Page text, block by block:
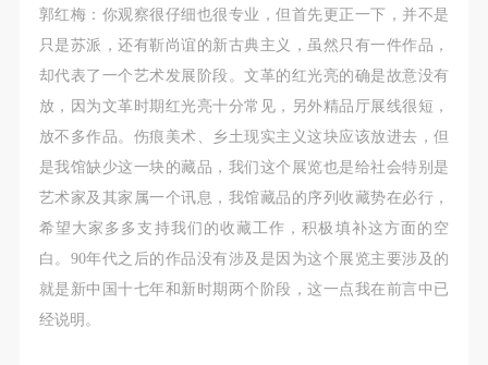
郭红梅：你观察很仔细也很专业，但首先更正一下，并不是
只是苏派，还有靳尚谊的新古典主义，虽然只有一件作品，
却代表了一个艺术发展阶段。文革的红光亮的确是故意没有
放，因为文革时期红光亮十分常见，另外精品厅展线很短，
放不多作品。伤痕美术、乡土现实主义这块应该放进去，但
是我馆缺少这一块的藏品，我们这个展览也是给社会特别是
艺术家及其家属一个讯息，我馆藏品的序列收藏势在必行，
希望大家多多支持我们的收藏工作，积极填补这方面的空
白。90年代之后的作品没有涉及是因为这个展览主要涉及的
就是新中国十七年和新时期两个阶段，这一点我在前言中已
经说明。